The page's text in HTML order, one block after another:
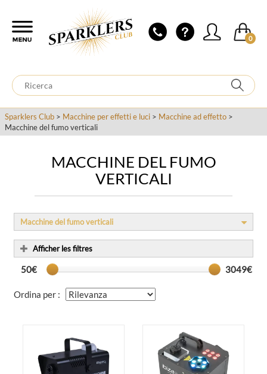
0
Sparklers Club > Macchine per effetti e luci > Macchine ad effetto >
Macchine del fumo verticali
MACCHINE DEL FUMO
VERTICALI
50€ 3049€
Afficher les filtres
Macchine del fumo verticali
Ordina per :